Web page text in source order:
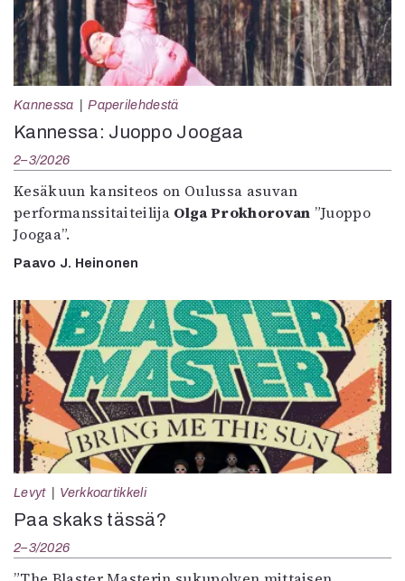
Kannessa Paperilehdestä
Kannessa: Juoppo Joogaa
2–3/2026
Kesäkuun kansiteos on Oulussa asuvan
performanssitaiteilija Olga Prokhorovan ”Juoppo
Joogaa”.
Paavo J. Heinonen
Levyt Verkkoartikkeli
Paa skaks tässä?
2–3/2026